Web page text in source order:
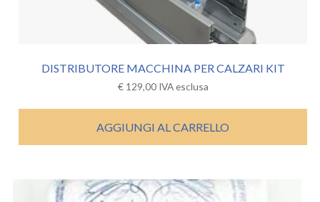
DISTRIBUTORE MACCHINA PER CALZARI KIT
€129,00 IVA esclusa
AGGIUNGI AL CARRELLO